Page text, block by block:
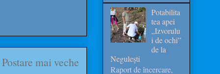
Postare mai veche
Potabilita
tea apei
„Izvorulu
i de ochi”
de la
Neguleşti
Raport de încercare,